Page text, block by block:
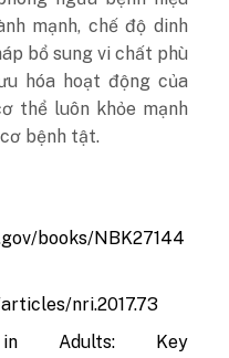
mạnh, chế độ dinh
bổ sung vi chất phù
hóa hoạt động của
thể luôn khỏe mạnh
bệnh tật.
books/NBK27144
nri.2017.73
in Adults: Key